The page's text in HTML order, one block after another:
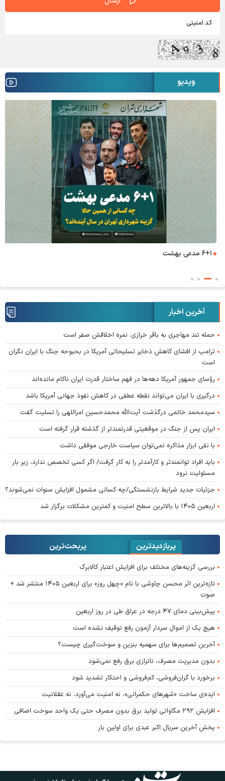
ویدیو
۶+۱ مدعی بهشت
آخرین اخبار
حمله تند مهاجری به باقر خرازی: نمره اخلاقش صفر است
ترامپ از افشای کاهش ذخایر تسلیحاتی آمریکا در بحبوحه جنگ با ایران نگران
است
رؤسای جمهور آمریکا دهه‌ها در فهم ساختار قدرت ایران ناکام مانده‌اند
درگیری با ایران می‌تواند نقطه عطفی در کاهش نفوذ جهانی آمریکا باشد
سیدمحمد خاتمی درگذشت آیت‌الله محمدحسین امراللهی را تسلیت گفت
ایران پس از جنگ در موقعیتی قدرتمندتر از گذشته قرار گرفته است
با نفی ابزار مذاکره نمی‌توان سیاست خارجی موفقی داشت
باید افراد توانمندتر و کارآمدتر را به کار گرفت/ اگر کسی تخصص ندارد، زیر بار
مسئولیت نرود
جزئیات جدید شرایط بازنشستگی/چه کسانی مشمول افزایش سنوات نمی‌شوند؟
اربعین ۱۴۰۵ با بالاترین سطح امنیت و کمترین مشکلات برگزار شد
پربازدیدترین پربحث‌ترین‌
بررسی گزینه‌های مختلف برای افزایش اعتبار کالابرگ
تازه‌ترین اثر محسن چاوشی با نام «چهل روز» برای اربعین ۱۴۰۵ منتشر شد +
صوت
پیش‌بینی دمای ۴۷ درجه در عراق طی در روز اربعین
هیچ یک از اموال سردار آزمون رفع توقیف نشده است
آخرین تصمیم‌ها برای سهمیه بنزین و سوخت‌گیری چیست؟
بدون مدیریت مصرف، ناترازی برق رفع نمی‌شود
برخورد با گران‌فروشی، کم‌فروشی و احتکار تشدید شود
ایده‌ی ساخت «شهرهای حکمرانی»، نه امنیت می‌آورد، نه عقلانیت
افزایش ۲۹۲ مگاواتی تولید برق بدون مصرف حتی یک واحد سوخت اضافی
پخش آخرین سریال اکبر عبدی برای اولین بار